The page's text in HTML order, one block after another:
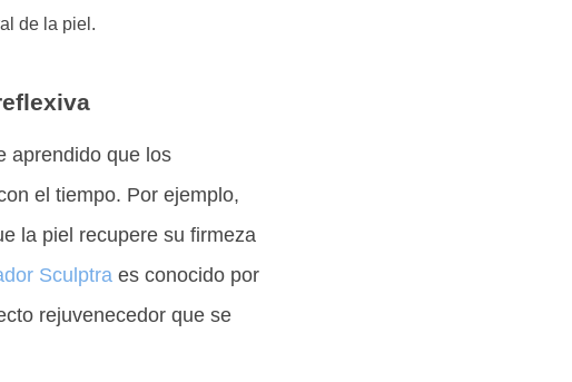
de la piel.
aprendido que los
el tiempo. Por ejemplo,
la piel recupere su firmeza
Sculptraes conocido por
rejuvenecedor que se